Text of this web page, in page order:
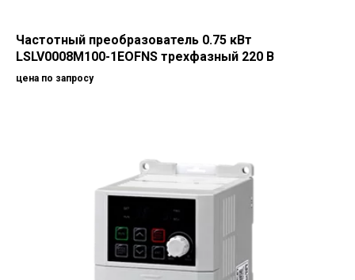
Частотный преобразователь 0.75 кВт
LSLV0008M100-1EOFNS трехфазный 220 В
цена по запросу